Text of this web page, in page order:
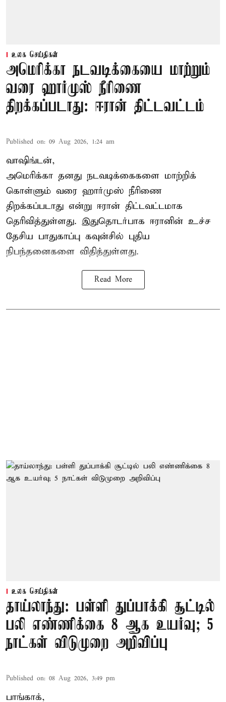
உலக செய்திகள்
அமெரிக்கா நடவடிக்கையை மாற்றும்
வரை ஹார்முஸ் நீரிணை
திறக்கப்படாது: ஈரான் திட்டவட்டம்
Published on: 09 Aug 2026, 1:24 am
வாஷிங்டன்,
அமெரிக்கா தனது நடவடிக்கைகளை மாற்றிக்
கொள்ளும் வரை ஹார்முஸ் நீரிணை
திறக்கப்படாது என்று ஈரான் திட்டவட்டமாக
தெரிவித்துள்ளது. இதுதொடர்பாக ஈரானின் உச்ச
தேசிய பாதுகாப்பு கவுன்சில் புதிய
நிபந்தனைகளை விதித்துள்ளது.
Read More
உலக செய்திகள்
தாய்லாந்து: பள்ளி துப்பாக்கி சூட்டில்
பலி எண்ணிக்கை 8 ஆக உயர்வு; 5
நாட்கள் விடுமுறை அறிவிப்பு
Published on: 08 Aug 2026, 3:49 pm
பாங்காக்,